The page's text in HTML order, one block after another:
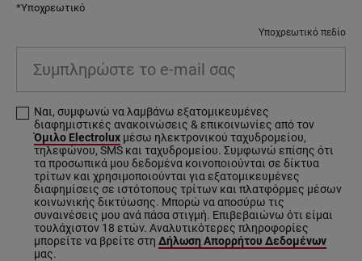
*Υποχρεωτικό
Υποχρεωτικό πεδίο
e-
mail
σας
Ναι, συμφωνώ να λαμβάνω εξατομικευμένες
διαφημιστικές ανακοινώσεις & επικοινωνίες από τον
Όμιλο Electrolux μέσω ηλεκτρονικού ταχυδρομείου,
τηλεφώνου, SMS και ταχυδρομείου. Συμφωνώ επίσης ότι
τα προσωπικά μου δεδομένα κοινοποιούνται σε δίκτυα
τρίτων και χρησιμοποιούνται για εξατομικευμένες
διαφημίσεις σε ιστότοπους τρίτων και πλατφόρμες μέσων
κοινωνικής δικτύωσης. Μπορώ να αποσύρω τις
συναινέσεις μου ανά πάσα στιγμή. Επιβεβαιώνω ότι είμαι
τουλάχιστον 18 ετών. Αναλυτικότερες πληροφορίες
μπορείτε να βρείτε στη Δήλωση Απορρήτου Δεδομένων
μας.